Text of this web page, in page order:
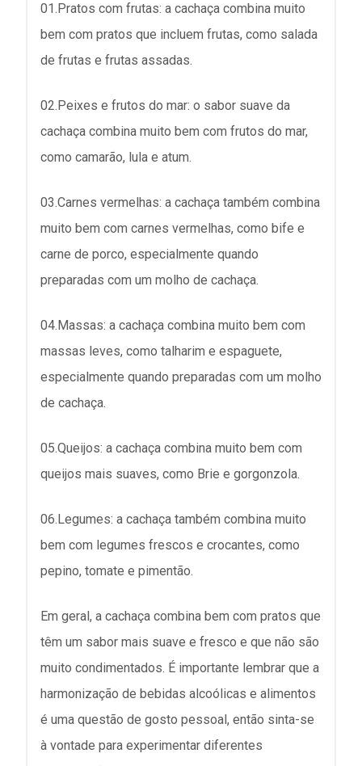
01.Pratos com frutas: a cachaça combina muito
bem com pratos que incluem frutas, como salada
de frutas e frutas assadas.
02.Peixes e frutos do mar: o sabor suave da
cachaça combina muito bem com frutos do mar,
como camarão, lula e atum.
03.Carnes vermelhas: a cachaça também combina
muito bem com carnes vermelhas, como bife e
carne de porco, especialmente quando
preparadas com um molho de cachaça.
04.Massas: a cachaça combina muito bem com
massas leves, como talharim e espaguete,
especialmente quando preparadas com um molho
de cachaça.
05.Queijos: a cachaça combina muito bem com
queijos mais suaves, como Brie e gorgonzola.
06.Legumes: a cachaça também combina muito
bem com legumes frescos e crocantes, como
pepino, tomate e pimentão.
Em geral, a cachaça combina bem com pratos que
têm um sabor mais suave e fresco e que não são
muito condimentados. É importante lembrar que a
harmonização de bebidas alcoólicas e alimentos
é uma questão de gosto pessoal, então sinta-se
à vontade para experimentar diferentes